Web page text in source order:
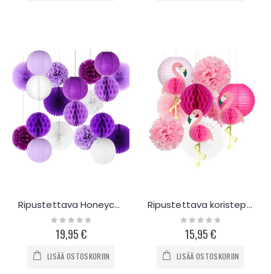
Ripustettava Honeycomb koristepakkaus 20kpl
Rating:
0%
19,95 €
LISÄÄ OSTOSKORIIN
Ripustettava koristepakkaus Flamingo
Rating:
0%
15,95 €
LISÄÄ OSTOSKORIIN